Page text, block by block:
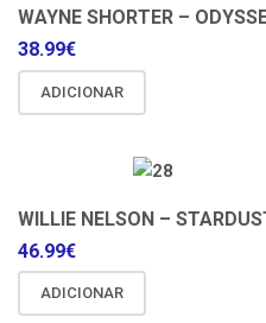
WAYNE SHORTER –
38.99€
ADICIONAR
WILLIE NELSON –
46.99€
ADICIONAR